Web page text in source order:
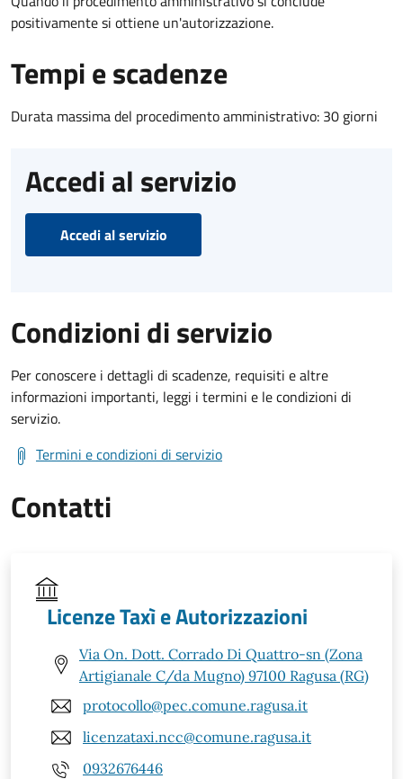
positivamente si ottiene un'autorizzazione.
Tempi e scadenze
Durata massima del procedimento amministrativo: 30 giorni
Accedi al servizio
Accedi al servizio
Condizioni di servizio
Per conoscere i dettagli di scadenze, requisiti e altre
informazioni importanti, leggi i termini e le condizioni di
servizio.
Termini e condizioni di servizio
Contatti
Licenze Taxì e Autorizzazioni
Via On. Dott. Corrado Di Quattro-sn (Zona
Artigianale C/da Mugno) 97100 Ragusa (RG)
protocollo@pec.comune.ragusa.it
licenzataxi.ncc@comune.ragusa.it
0932676446